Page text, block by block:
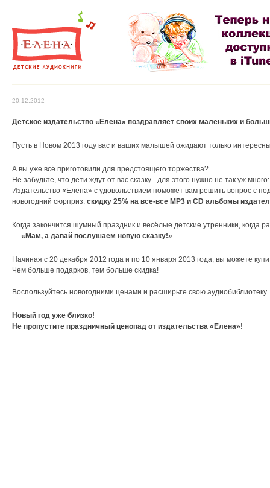
20.12.2012
Детское издательство «Елена» поздравляет своих маленьких и
Пусть в Новом 2013 году вас и ваших малышей ожидают только
А вы уже всё приготовили для предстоящего торжества?
Не забудьте, что дети ждут от вас сказку - для этого нужно не так уж
Издательство «Елена» с удовольствием поможет вам решить вопрос с
новогодний сюрприз: скидку 25% на все-все MP3 и CD альбомы
Когда закончится шумный праздник и весёлые детские утренники,
— «Мам, а давай послушаем новую сказку!»
Начиная с 20 декабря 2012 года и по 10 января 2013 года, вы можете
Чем больше подарков, тем больше скидка!
Воспользуйтесь новогодними ценами и расширьте свою аудиобиблиотеку.
Новый год уже близко!
Не пропустите праздничный ценопад от издательства «Елена»!